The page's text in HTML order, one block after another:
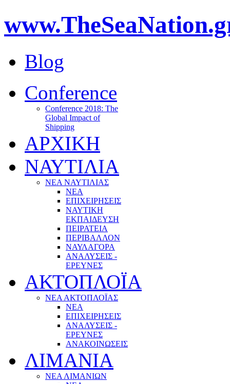
Blog
Conference
Conference 2018: The
Global Impact of
Shipping
ΑΡΧΙΚΗ
ΝΑΥΤΙΛΙΑ
ΝΕΑ ΝΑΥΤΙΛΙΑΣ
ΝΕΑ
ΕΠΙΧΕΙΡΗΣΕΙΣ
ΝΑΥΤΙΚΗ
ΕΚΠΑΙΔΕΥΣΗ
ΠΕΙΡΑΤΕΙΑ
ΠΕΡΙΒΑΛΛΟΝ
ΝΑΥΛΑΓΟΡΑ
ΑΝΑΛΥΣΕΙΣ -
ΕΡΕΥΝΕΣ
ΑΚΤΟΠΛΟΪΑ
ΝΕΑ ΑΚΤΟΠΛΟΪΑΣ
ΝΕΑ
ΕΠΙΧΕΙΡΗΣΕΙΣ
ΑΝΑΛΥΣΕΙΣ -
ΕΡΕΥΝΕΣ
ΑΝΑΚΟΙΝΩΣΕΙΣ
ΛΙΜΑΝΙΑ
ΝΕΑ ΛΙΜΑΝΙΩΝ